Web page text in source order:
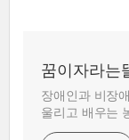
꿈이자라는
장애인과 비장
울리고 배우는